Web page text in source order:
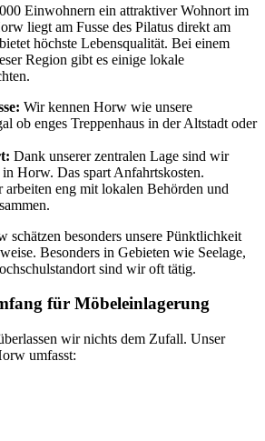
Einwohnern ein attraktiver Wohnort im
liegt am Fusse des Pilatus direkt am
höchste Lebensqualität. Bei einem
Region gibt es einige lokale
Wir kennen Horw wie unsere
ob enges Treppenhaus in der Altstadt oder
Dank unserer zentralen Lage sind wir
Horw. Das spart Anfahrtskosten.
arbeiten eng mit lokalen Behörden und
schätzen besonders unsere Pünktlichkeit
Besonders in Gebieten wie Seelage,
sind wir oft tätig.
für Möbeleinlagerung
wir nichts dem Zufall. Unser
umfasst: